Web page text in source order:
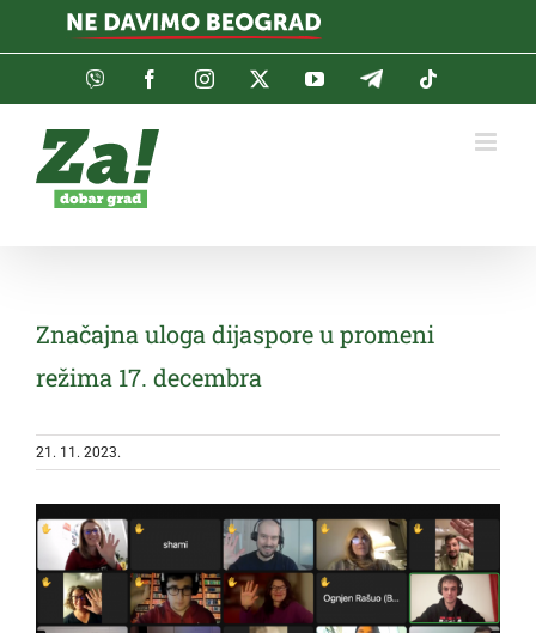
Viber FacebookInstagramTwitterYouTubeTelegram
Značajna uloga dijaspore u promeni
režima 17. decembra
21. 11. 2023.